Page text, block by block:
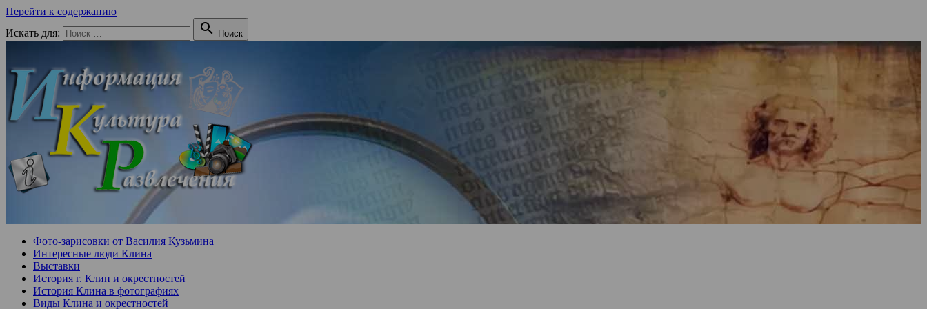
Перейти к содержанию
Искать для:
 Поиск
Фото-зарисовки от Василия Кузьмина
Интересные люди Клина
Выставки
История г. Клин и окрестностей
История Клина в фотографиях
Виды Клина и окрестностей